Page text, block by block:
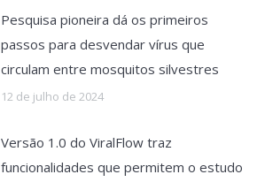
Pesquisa pioneira dá os primeiros
passos para desvendar vírus que
circulam entre mosquitos silvestres
12 de julho de 2024
Versão 1.0 do ViralFlow traz
funcionalidades que permitem o estudo